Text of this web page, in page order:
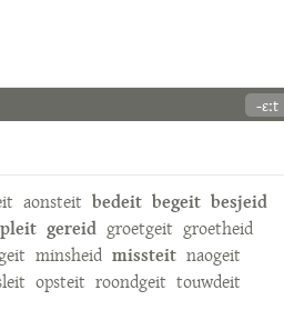
-ɛːt
aonsteit bedeit begeit besjeid
gereid groetgeit groetheid
minsheid missteit naogeit
opsteit roondgeit touwdeit